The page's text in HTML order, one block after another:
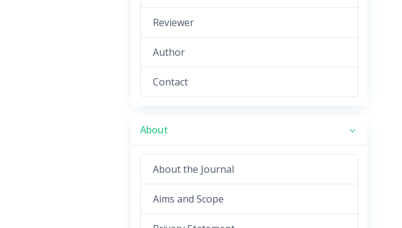
Reviewer
Author
Contact
About
About the Journal
Aims and Scope